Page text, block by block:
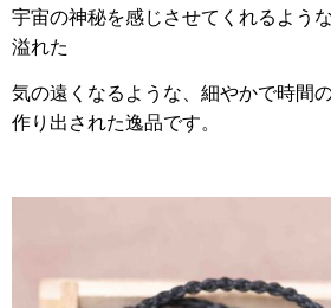
宇宙の神秘を感じさせてくれるよう
溢れた
気の遠くなるような、細やかで時間
作り出された逸品です。